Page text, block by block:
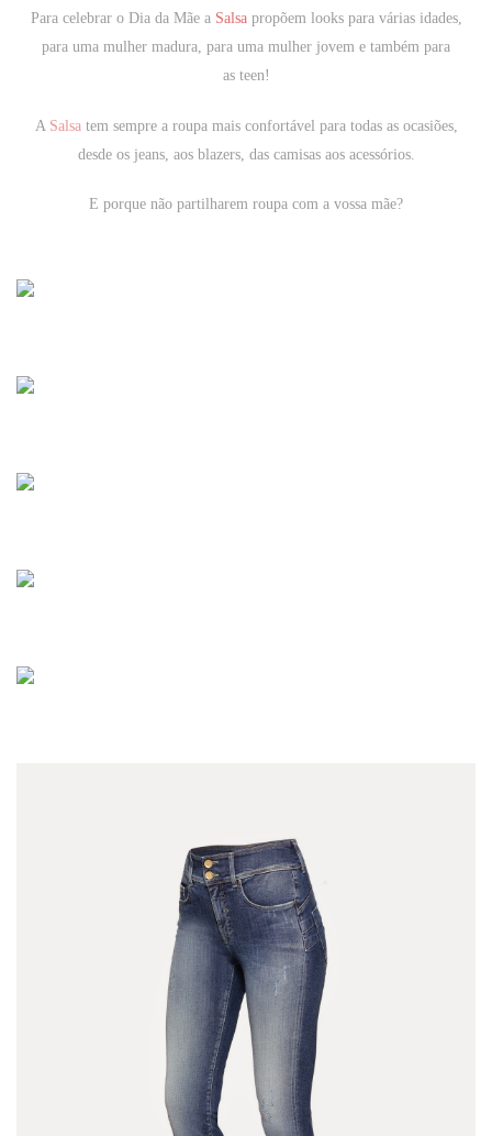
Para celebrar o Dia da Mãe a Salsa propõem looks para várias idades,
para uma mulher madura, para uma mulher jovem e também para
as teen!
A Salsatem sempre a roupa mais confortável para todas as ocasiões,
desde os jeans, aos blazers, das camisas aos acessórios.
E porque não partilharem roupa com a vossa mãe?